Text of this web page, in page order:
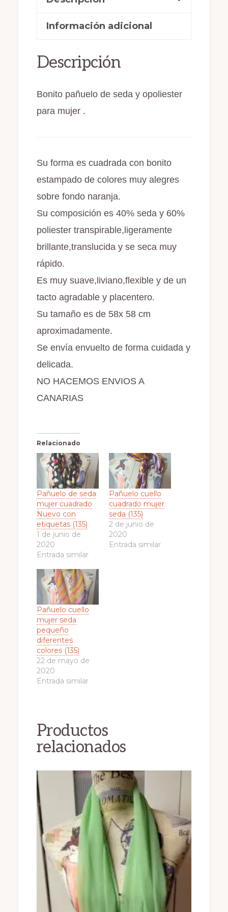
cantidad
e
b
o
k
o
d
n
l
ar
r
Información adicional
Descripción
Bonito pañuelo de seda y opoliester
para mujer .
Su forma es cuadrada con bonito
estampado de colores muy alegres
sobre fondo naranja.
Su composición es 40% seda y 60%
poliester transpirable,ligeramente
brillante,translucida y se seca muy
rápido.
Es muy suave,liviano,flexible y de un
tacto agradable y placentero.
Su tamaño es de 58x 58 cm
aproximadamente.
Se envía envuelto de forma cuidada y
delicada.
NO HACEMOS ENVIOS A
CANARIAS
Relacionado
Pañuelo de seda
mujer cuadrado
Nuevo con
etiquetas (135)
1 de junio de
2020
Entrada similar
Pañuelo cuello
cuadrado mujer
seda (135)
2 de junio de
2020
Entrada similar
Pañuelo cuello
mujer seda
pequeño
diferentes
colores (135)
22 de mayo de
2020
Entrada similar
Productos
relacionados